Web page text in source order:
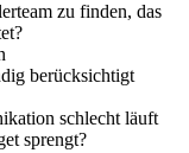
zu finden, das
berücksichtigt
schlecht läuft
sprengt?